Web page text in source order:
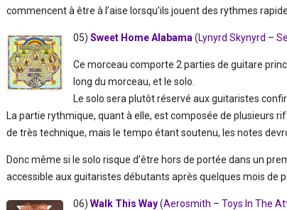
commencent à être à l’aise lorsqu’ils jouent des rythmes
05) Sweet Home Alabama (Lynyrd Skynyrd –
Ce morceau comporte 2 parties de guitare
long du morceau, et le solo.
Le solo sera plutôt réservé aux guitaristes
La partie rythmique, quant à elle, est composée de plusieurs
de très technique, mais le tempo étant soutenu, les notes
Donc même si le solo risque d’être hors de portée dans un
accessible aux guitaristes débutants après quelques mois de
06) Walk This Way(Aerosmith – Toys In The